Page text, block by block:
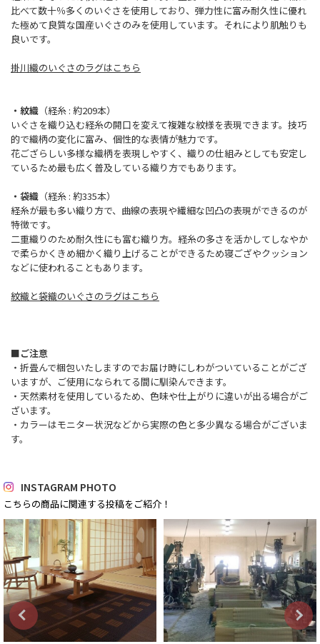
比べて数十％多くのいぐさを使用しており、弾力性に富み耐久性に優れ
た極めて良質な国産いぐさのみを使用しています。それにより肌触りも
良いです。
掛川織のいぐさのラグはこちら
・紋織 （経糸 : 約209本）
いぐさを織り込む経糸の開口を変えて複雑な紋様を表現できます。技巧
的で織柄の変化に富み、個性的な表情が魅力です。
花ござらしい多様な織柄を表現しやすく、織りの仕組みとしても安定し
ているため最も広く普及している織り方でもあります。
・袋織 （経糸 : 約335本）
経糸が最も多い織り方で、曲線の表現や繊細な凹凸の表現ができるのが
特徴です。
二重織りのため耐久性にも富む織り方。経糸の多さを活かしてしなやか
で柔らかくきめ細かく織り上げることができるため寝ござやクッション
などに使われることもあります。
紋織と袋織のいぐさのラグはこちら
■ご注意
・折畳んで梱包いたしますのでお届け時にしわがついていることがござ
いますが、ご使用になられてる間に馴染んできます。
・天然素材を使用しているため、色味や仕上がりに違いが出る場合がご
ざいます。
・カラーはモニター状況などから実際の色と多少異なる場合がございま
す。
INSTAGRAM PHOTO
こちらの商品に関連する投稿をご紹介！